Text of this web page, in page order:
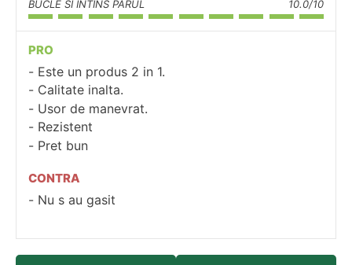
BUCLE SI INTINS PARUL 10.0/10
PRO
Este un produs 2 in 1.
Calitate inalta.
Usor de manevrat.
Rezistent
Pret bun
CONTRA
Nu s au gasit